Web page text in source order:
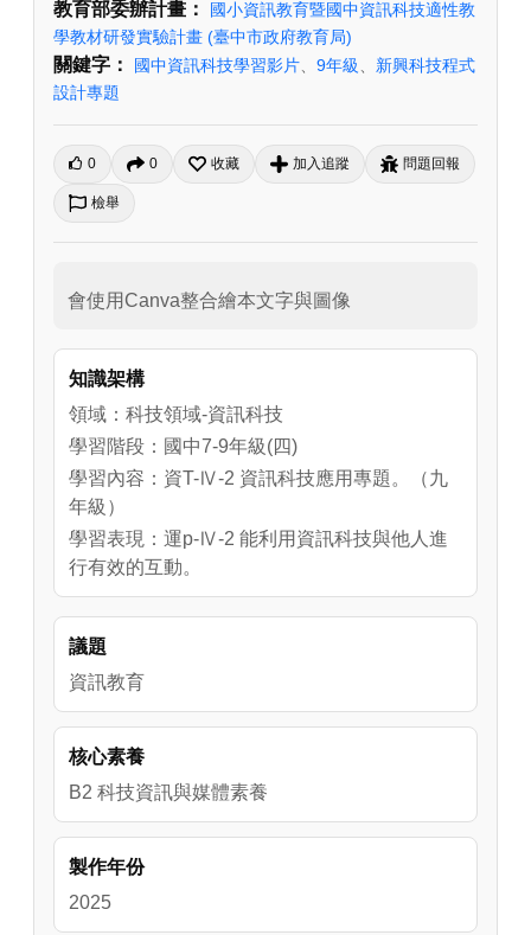
教育部委辦計畫：
國小資訊教育暨國中資訊科技適性教
學教材研發實驗計畫 (臺中市政府教育局)
關鍵字： 國中資訊科技學習影片 9年級
新興科技程式
設計專題
0 0 收藏 加入追蹤 問題回報
檢舉
會使用Canva整合繪本文字與圖像
知識架構
領域：科技領域-資訊科技
學習階段：國中7-9年級(四)
學習內容：資T-Ⅳ-2 資訊科技應用專題。（九
年級）
學習表現：運p-Ⅳ-2 能利用資訊科技與他人進
行有效的互動。
議題
資訊教育
核心素養
B2 科技資訊與媒體素養
製作年份
2025